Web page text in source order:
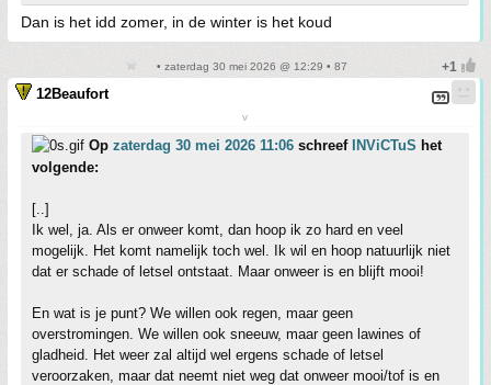
Dan is het idd zomer, in de winter is het koud
• zaterdag 30 mei 2026 @ 12:29 • 87
12Beaufort
v
Op zaterdag 30 mei 2026 11:06 schreef INViCTuS het
volgende:
[..]
Ik wel, ja. Als er onweer komt, dan hoop ik zo hard en veel
mogelijk. Het komt namelijk toch wel. Ik wil en hoop natuurlijk niet
dat er schade of letsel ontstaat. Maar onweer is en blijft mooi!
En wat is je punt? We willen ook regen, maar geen
overstromingen. We willen ook sneeuw, maar geen lawines of
gladheid. Het weer zal altijd wel ergens schade of letsel
veroorzaken, maar dat neemt niet weg dat onweer mooi/tof is en